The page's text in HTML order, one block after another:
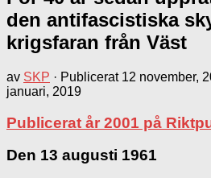
den antifascistiska
krigsfaran från Väst
av SKP · Publicerat 12 november,
januari, 2019
Publicerat år 2001 på
Den 13 augusti 1961